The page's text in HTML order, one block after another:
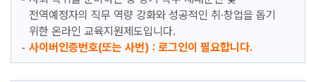
전역예정자의 직무 역량 강화와 성공적인 취·창업을 돕기
위한 온라인 교육지원제도입니다.
사이버인증번호(또는 사번) : 로그인이 필요합니다.